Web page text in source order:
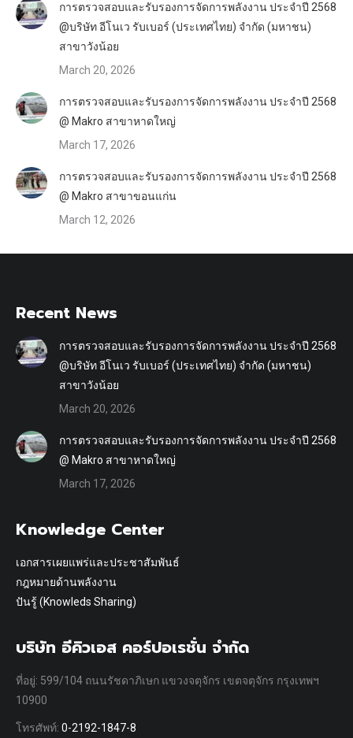
การตรวจสอบและรับรองการจัดการพลังงาน ประจำปี 2568
@บริษัท อีโนเว รับเบอร์ (ประเทศไทย) จำกัด (มหาชน)
สาขาวังน้อย
March 20, 2026
การตรวจสอบและรับรองการจัดการพลังงาน ประจำปี 2568
@ Makro สาขาหาดใหญ่
March 17, 2026
การตรวจสอบและรับรองการจัดการพลังงาน ประจำปี 2568
@ Makro สาขาขอนแก่น
March 12, 2026
Recent News
การตรวจสอบและรับรองการจัดการพลังงาน ประจำปี 2568
@บริษัท อีโนเว รับเบอร์ (ประเทศไทย) จำกัด (มหาชน)
สาขาวังน้อย
March 20, 2026
การตรวจสอบและรับรองการจัดการพลังงาน ประจำปี 2568
@ Makro สาขาหาดใหญ่
March 17, 2026
Knowledge Center
เอกสารเผยแพร่และประชาสัมพันธ์
กฎหมายด้านพลังงาน
ปันรู้ (Knowleds Sharing)
บริษัท อีคิวเอส คอร์ปอเรชั่น จำกัด
ที่อยู่: 599/104 ถนนรัชดาภิเษก แขวงจตุจักร เขตจตุจักร กรุงเทพฯ
10900
โทรศัพท์: 0-2192-1847-8